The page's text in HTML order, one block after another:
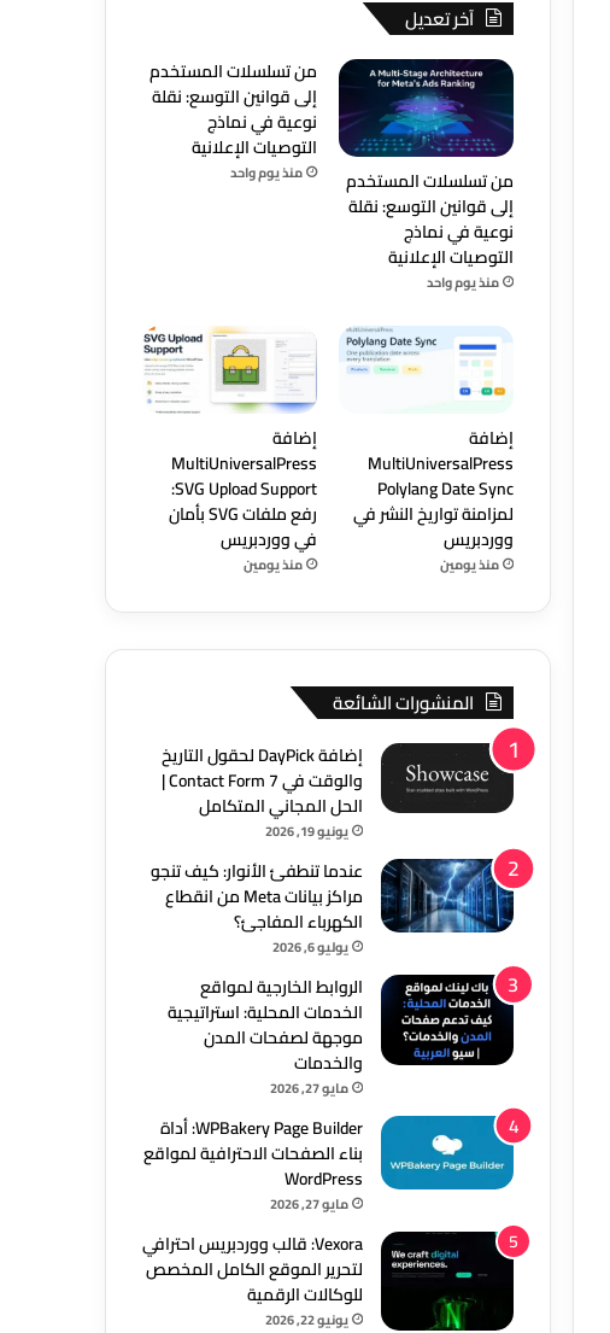
آخر تعديل
من تسلسلات المستخدم
إلى قوانين التوسع: نقلة
نوعية في نماذج
التوصيات الإعلانية
منذ يوم واحد
من تسلسلات المستخدم
إلى قوانين التوسع: نقلة
نوعية في نماذج
التوصيات الإعلانية
منذ يوم واحد
إضافة
MultiUniversalPress
Polylang Date Sync
لمزامنة تواريخ النشر في
ووردبريس
منذ يومين
إضافة
MultiUniversalPress
SVG Upload Support:
رفع ملفات SVG بأمان
في ووردبريس
منذ يومين
المنشورات الشائعة
إضافة DayPick لحقول التاريخ
والوقت في Contact Form 7 |
الحل المجاني المتكامل
يونيو 19, 2026
عندما تنطفئ الأنوار: كيف تنجو
مراكز بيانات Meta من انقطاع
الكهرباء المفاجئ؟
يوليو 6, 2026
الروابط الخارجية لمواقع
الخدمات المحلية: استراتيجية
موجهة لصفحات المدن
والخدمات
مايو 27, 2026
WPBakery Page Builder: أداة
بناء الصفحات الاحترافية لمواقع
WordPress
مايو 27, 2026
Vexora: قالب ووردبريس احترافي
لتحرير الموقع الكامل المخصص
للوكالات الرقمية
يونيو 22, 2026